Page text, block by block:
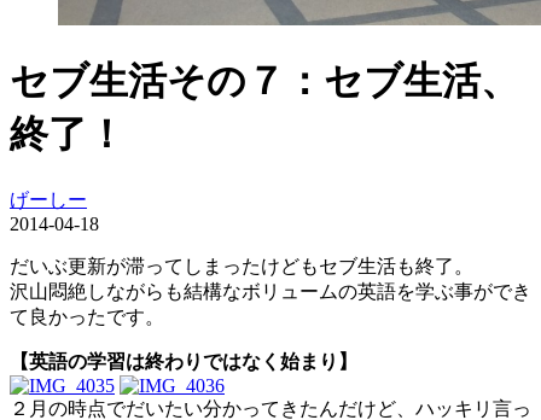
セブ生活その７：セブ生活、
終了！
げーしー
2014-04-18
だいぶ更新が滞ってしまったけどもセブ生活も終了。
沢山悶絶しながらも結構なボリュームの英語を学ぶ事ができ
て良かったです。
【英語の学習は終わりではなく始まり】
２月の時点でだいたい分かってきたんだけど、ハッキリ言っ